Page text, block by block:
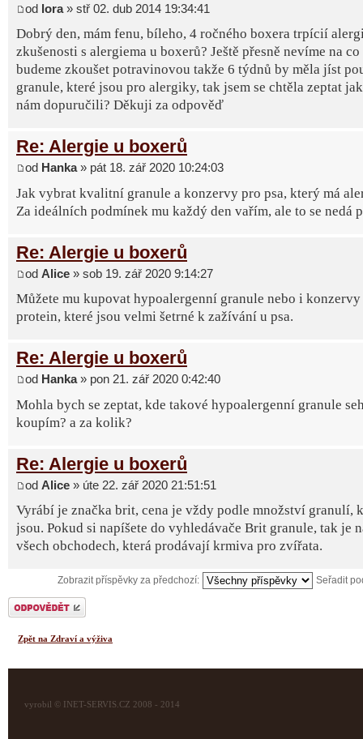
od lora» stř 02. dub 2014 19:34:41
Dobrý den, mám fenu, bíleho, 4 ročného boxera trpícií
zkušenosti s alergiema u boxerů? Ještě přesně nevíme na
budeme zkoušet potravinovou takže 6 týdnů by měla jíst
granule, které jsou pro alergiky, tak jsem se chtěla zeptat
nám dopuručili? Děkuji za odpověď
Re: Alergie u boxerů
od Hanka» pát 18. zář 2020 10:24:03
Jak vybrat kvalitní granule a konzervy pro psa, který má
Za ideálních podmínek mu každý den vařím, ale to se nedá
Re: Alergie u boxerů
od Alice » sob 19. zář 2020 9:14:27
Můžete mu kupovat hypoalergenní granule nebo i
protein, které jsou velmi šetrné k zažívání u psa.
Re: Alergie u boxerů
od Hanka» pon 21. zář 2020 0:42:40
Mohla bych se zeptat, kde takové hypoalergenní granule
koupím? a za kolik?
Re: Alergie u boxerů
od Alice » úte 22. zář 2020 21:51:51
Vyrábí je značka brit, cena je vždy podle množství granulí,
jsou. Pokud si napíšete do vyhledávače Brit granule, tak je
všech obchodech, která prodávají krmiva pro zvířata.
Zobrazit příspěvky za předchozí: Seřadit
Odeslat odpověď
Zpět na Zdraví a výživa
vyrobil © INET-SERVIS.CZ 2008 - 2014